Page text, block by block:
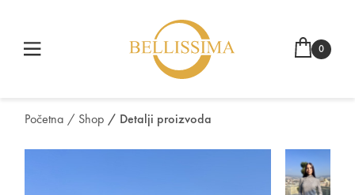
0
Početna / Shop / Detalji proizvoda